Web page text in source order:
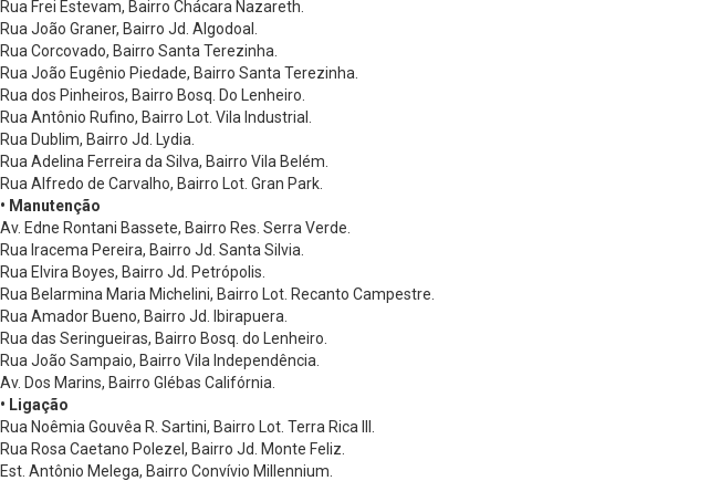
Rua Frei Estevam, Bairro Chácara Nazareth.
Rua João Graner, Bairro Jd. Algodoal.
Rua Corcovado, Bairro Santa Terezinha.
Rua João Eugênio Piedade, Bairro Santa Terezinha.
Rua dos Pinheiros, Bairro Bosq. Do Lenheiro.
Rua Antônio Rufino, Bairro Lot. Vila Industrial.
Rua Dublim, Bairro Jd. Lydia.
Rua Adelina Ferreira da Silva, Bairro Vila Belém.
Rua Alfredo de Carvalho, Bairro Lot. Gran Park.
• Manutenção
Av. Edne Rontani Bassete, Bairro Res. Serra Verde.
Rua Iracema Pereira, Bairro Jd. Santa Silvia.
Rua Elvira Boyes, Bairro Jd. Petrópolis.
Rua Belarmina Maria Michelini, Bairro Lot. Recanto Campestre.
Rua Amador Bueno, Bairro Jd. Ibirapuera.
Rua das Seringueiras, Bairro Bosq. do Lenheiro.
Rua João Sampaio, Bairro Vila Independência.
Av. Dos Marins, Bairro Glébas Califórnia.
• Ligação
Rua Noêmia Gouvêa R. Sartini, Bairro Lot. Terra Rica III.
Rua Rosa Caetano Polezel, Bairro Jd. Monte Feliz.
Est. Antônio Melega, Bairro Convívio Millennium.